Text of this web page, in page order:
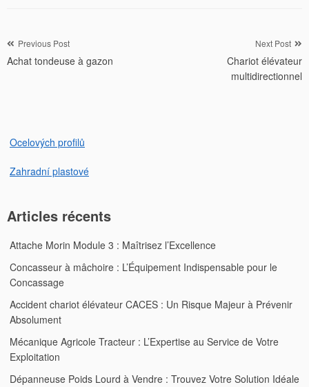
Navigation
de
Previous Post
Achat tondeuse à gazon
Next Post
Chariot élévateur
multidirectionnel
Ocelových profilů
Zahradní plastové
Articles récents
Attache Morin Module 3 : Maîtrisez l’Excellence
Concasseur à mâchoire : L’Équipement Indispensable pour le
Concassage
Accident chariot élévateur CACES : Un Risque Majeur à Prévenir
Absolument
Mécanique Agricole Tracteur : L’Expertise au Service de Votre
Exploitation
Dépanneuse Poids Lourd à Vendre : Trouvez Votre Solution Idéale